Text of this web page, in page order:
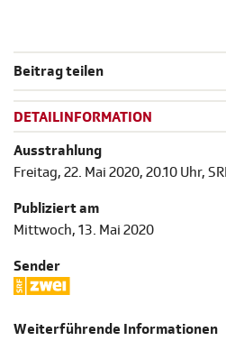
Beitrag teilen
DETAILINFORMATION
Ausstrahlung
Freitag, 22. Mai 2020, 20.10 Uhr,
Publiziert am
Mittwoch, 13. Mai 2020
Sender
Weiterführende Informationen